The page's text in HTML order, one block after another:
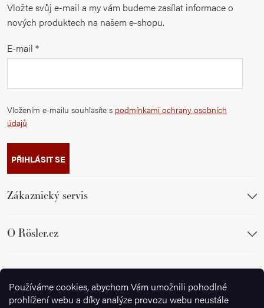
Používáme cookies, abychom Vám umožnili pohodlné
prohlížení webu a díky analýze provozu webu neustále
Vložte svůj e-mail a my vám budeme zasílat informace o
nových produktech na našem e-shopu.
E-mail
Vložením e-mailu souhlasíte s podmínkami ochrany osobních
údajů
PŘIHLÁSIT SE
Zákaznický servis
O Rösler.cz
Sledujte nás